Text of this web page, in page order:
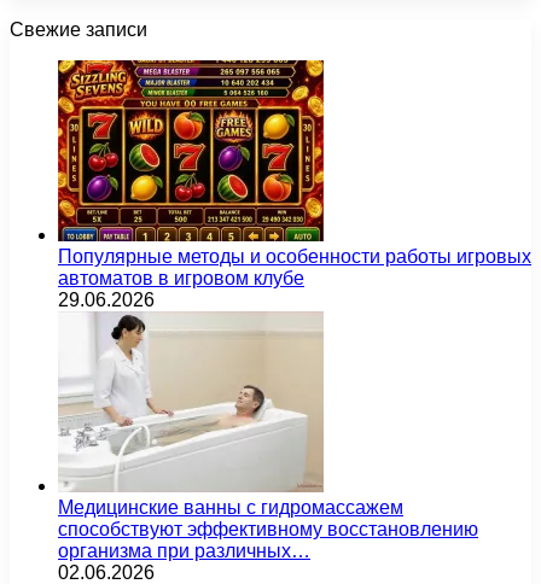
Свежие записи
Популярные методы и особенности работы игровых
автоматов в игровом клубе
29.06.2026
Медицинские ванны с гидромассажем
способствуют эффективному восстановлению
организма при различных…
02.06.2026